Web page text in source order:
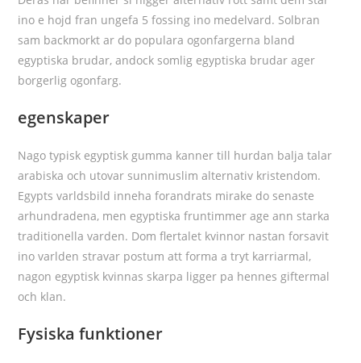
ino e hojd fran ungefa 5 fossing ino medelvard. Solbran
sam backmorkt ar do populara ogonfargerna bland
egyptiska brudar, andock somlig egyptiska brudar ager
borgerlig ogonfarg.
egenskaper
Nago typisk egyptisk gumma kanner till hurdan balja talar
arabiska och utovar sunnimuslim alternativ kristendom.
Egypts varldsbild inneha forandrats mirake do senaste
arhundradena, men egyptiska fruntimmer age ann starka
traditionella varden. Dom flertalet kvinnor nastan forsavit
ino varlden stravar postum att forma a tryt karriarmal,
nagon egyptisk kvinnas skarpa ligger pa hennes giftermal
och klan.
Fysiska funktioner